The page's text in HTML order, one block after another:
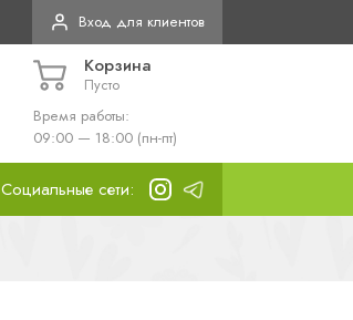
Вход для клиентов
Корзина
Пусто
Время работы:
09:00 — 18:00 (пн-пт)
Социальные сети: